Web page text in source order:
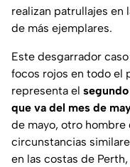
realizan patrullajes en
de más ejemplares.
Este desgarrador
focos rojos en todo el
representa el
que va del mes de
de mayo, otro hombre
circunstancias
en las costas de